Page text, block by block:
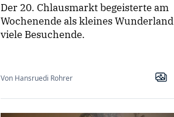
Der 20. Chlausmarkt begeisterte am
Wochenende als kleines Wunderland
viele Besuchende.
Von Hansruedi Rohrer